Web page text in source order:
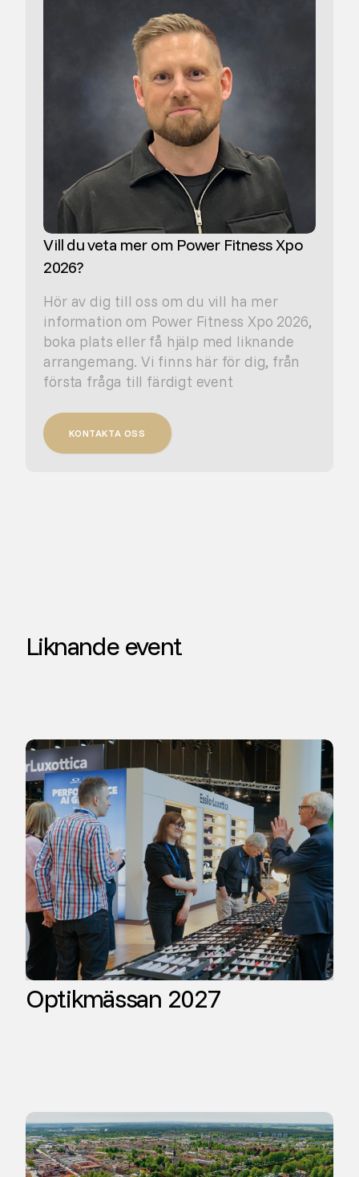
Vill du veta mer om Power Fitness Xpo
2026?
Hör av dig till oss om du vill ha mer
information om Power Fitness Xpo 2026,
boka plats eller få hjälp med liknande
arrangemang. Vi finns här för dig, från
första fråga till färdigt event
KONTAKTA OSS
Liknande event
Optikmässan 2027